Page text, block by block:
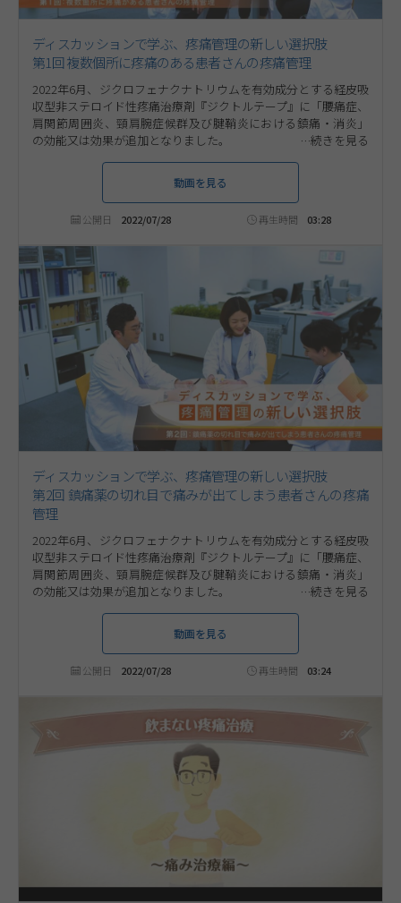
ディスカッションで学ぶ、疼痛管理の新しい選択肢
第1回 複数個所に疼痛のある患者さんの疼痛管理
2022年6月、ジクロフェナクナトリウムを有効成分とする経皮吸
収型非ステロイド性疼痛治療剤『ジクトルテープ』に「腰痛症、
肩関節周囲炎、頸肩腕症候群及び腱鞘炎における鎮痛・消炎」
の効能又は効果が追加となりました。
患者像についてディスカッションします。今回のテーマは、「複
数箇所に疼痛がある患者さんの疼痛管理」です。ぜひご視聴くだ
動画を見る
公開日 2022/07/28 再生時間 03:28
ディスカッションで学ぶ、疼痛管理の新しい選択肢
第2回 鎮痛薬の切れ目で痛みが出てしまう患者さんの疼痛
管理
2022年6月、ジクロフェナクナトリウムを有効成分とする経皮吸
収型非ステロイド性疼痛治療剤『ジクトルテープ』に「腰痛症、
肩関節周囲炎、頸肩腕症候群及び腱鞘炎における鎮痛・消炎」
の効能又は効果が追加となりました。
痛薬の切れ目で痛みが出てしまう患者さんの疼痛管理」です。ぜ
ひご視聴ください。
動画を見る
公開日 2022/07/28 再生時間 03:24